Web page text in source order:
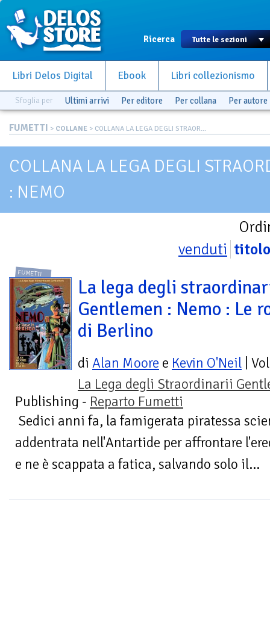
Ricerca
Libri Delos Digital Ebook Libri collezionismo
Sfoglia per Ultimi arrivi Per editore Per collana Per autore
FUMETTI > COLLANE > COLLANA LA LEGA DEGLI STRAOR...
COLLANA LA LEGA DEGLI
: NEMO
venduti titolo
FUMETTI
La lega degli
Gentlemen : Nemo : Le
di Berlino
di Alan Moore e Kevin O'Neil |
La Lega degli Straordinarii
Publishing - Reparto Fumetti
Sedici anni fa, la famigerata piratessa
addentrata nell'Antartide per affrontare
e ne è scappata a fatica, salvando solo il...